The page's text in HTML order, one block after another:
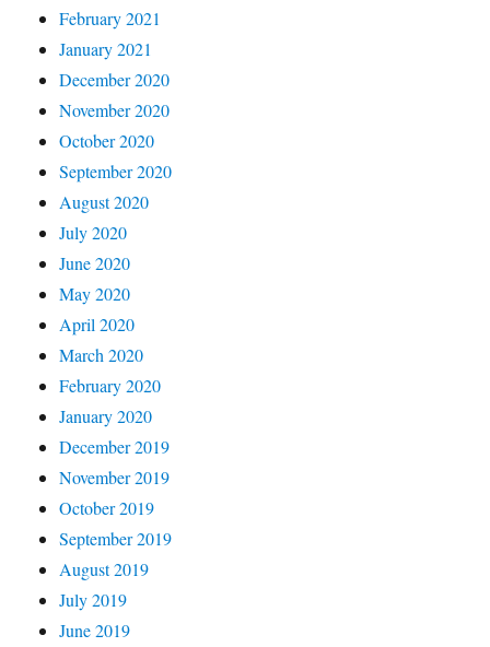
February 2021
January 2021
December 2020
November 2020
October 2020
September 2020
August 2020
July 2020
June 2020
May 2020
April 2020
March 2020
February 2020
January 2020
December 2019
November 2019
October 2019
September 2019
August 2019
July 2019
June 2019